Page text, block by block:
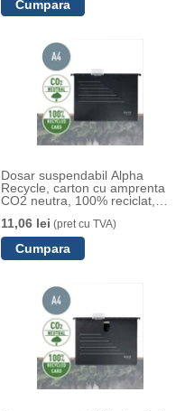
Dosar suspendabil Alpha
Recycle, carton cu amprenta
CO2 neutra, 100% reciclat,
reciclabil, A4, negru, Leitz
11,06 lei (pret cu TVA)